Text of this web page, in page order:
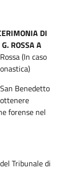
DI
ROSSA A
(In caso
Benedetto
forense nel
Tribunale di